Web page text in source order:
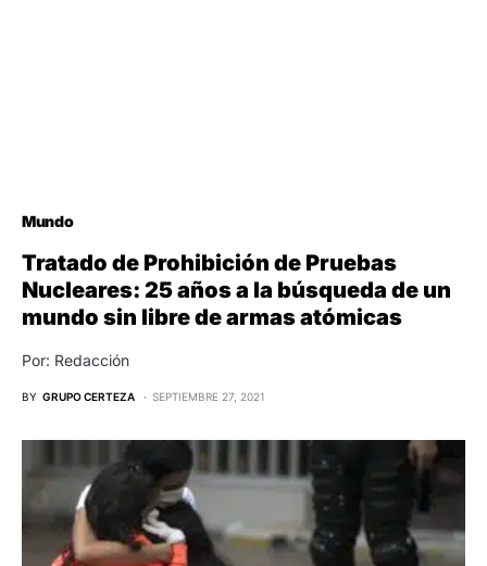
Mundo
Tratado de Prohibición de Pruebas
Nucleares: 25 años a la búsqueda de un
mundo sin libre de armas atómicas
Por: Redacción
BY GRUPO CERTEZA SEPTIEMBRE 27, 2021